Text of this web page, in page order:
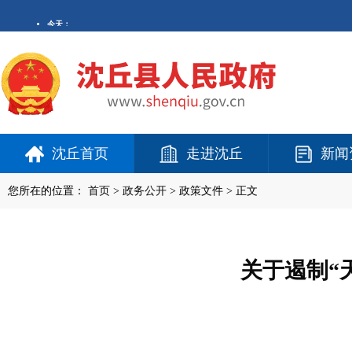
沈丘首页 走进沈丘 新
您所在的位置： 首页 > 政务公开 > 政策文件 > 正文
关于遏制“